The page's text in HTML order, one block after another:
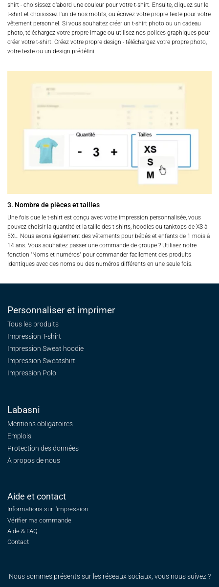
shirt - choisissez d'abord une couleur pour votre t-shirt. Ensuite, cliquez sur le
t-shirt et choisissez l'un de nos motifs, ou écrivez votre propre texte pour votre
vêtement personnel. Si vous souhaitez créer un t-shirt photo ou un cadeau
photo, téléchargez votre propre image ou utilisez nos polices graphiques pour
créer votre t-shirt. Créez votre propre design - téléchargez votre propre photo,
votre texte ou un design prédéfini.
3. Nombre de pièces et tailles
Une fois que le t-shirt est conçu avec votre impression personnalisée, vous
pouvez choisir la quantité et la taille des t-shirts, hoodies ou tanktops de XS à
5XL. Nous avons également des vêtements pour bébés et enfants de 1 mois à
14 ans. Vous souhaitez passer une commande de groupe ? Utilisez notre
fonction "Noms et numéros" pour commander facilement des produits
identiques avec des noms ou des numéros différents en une seule fois.
Personnaliser et imprimer
Tous les produits
Impression T-shirt
Impression Sweat hoodie
Impression Sweatshirt
Impression Polo
Labasni
Mentions obligatoires
Emplois
Protection des données
À propos de nous
Aide et contact
Informations sur l'impression
Vérifier ma commande
Aide & FAQ
Contact
Nous sommes présents sur les réseaux sociaux, vous nous suivez ?